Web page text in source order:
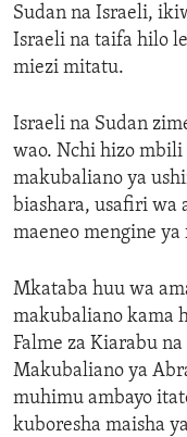
to
Search
EUROPE
SECURITY AND
AID AND
ECONOMY AND
ENVIRONMENT
IDEALS AND
ABOUT US
Sudan na Israeli,
Israeli na taifa hilo
miezi mitatu.
Israeli na Sudan
wao. Nchi hizo mbili
makubaliano ya
biashara, usafiri wa
maeneo mengine
Mkataba huu wa
makubaliano kama
Falme za Kiarabu
Makubaliano ya
muhimu ambayo
kuboresha maisha